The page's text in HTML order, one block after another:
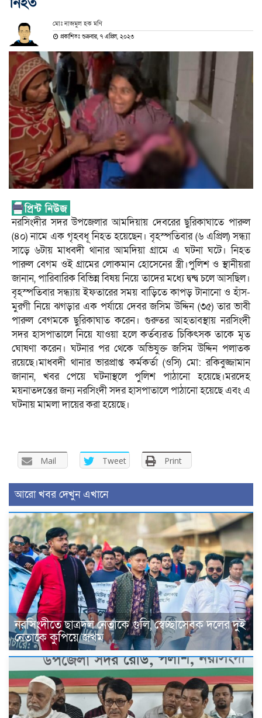
মোঃ নাজমুল হক মণি
প্রকাশিতঃ শুক্রবার, ৭ এপ্রিল, ২০২৩
নরসিংদীর সদর উপজেলার আমদিয়ায় দেবরের ছুরিকাঘাতে পারুল
(৪০) নামে এক গৃহবধূ নিহত হয়েছেন। বৃহস্পতিবার (৬ এপ্রিল) সন্ধ্যা
সাড়ে ৬টায় মাধবদী থানার আমদিয়া গ্রামে এ ঘটনা ঘটে। নিহত
পারুল বেগম ওই গ্রামের লোকমান হোসেনের স্ত্রী।পুলিশ ও স্থানীয়রা
জানান, পারিবারিক বিভিন্ন বিষয় নিয়ে তাদের মধ্যে দ্বন্দ্ব চলে আসছিল।
বৃহস্পতিবার সন্ধ্যায় ইফতারের সময় বাড়িতে কাপড় টানানো ও হাঁস-
মুরগী নিয়ে ঝগড়ার এক পর্যায়ে দেবর জসিম উদ্দিন (৩৫) তার ভাবী
পারুল বেগমকে ছুরিকাঘাত করেন। গুরুতর আহতাবস্থায় নরসিংদী
সদর হাসপাতালে নিয়ে যাওয়া হলে কর্তব্যরত চিকিৎসক তাকে মৃত
ঘোষণা করেন। ঘটনার পর থেকে অভিযুক্ত জসিম উদ্দিন পলাতক
রয়েছে।মাধবদী থানার ভারপ্রাপ্ত কর্মকর্তা (ওসি) মো: রকিবুজ্জামান
জানান, খবর পেয়ে ঘটনাস্থলে পুলিশ পাঠানো হয়েছে।মরদেহ
ময়নাতদন্তের জন্য নরসিংদী সদর হাসপাতালে পাঠানো হয়েছে এবং এ
ঘটনায় মামলা দায়ের করা হয়েছে।
Mail Tweet Print
আরো খবর দেখুন এখানে
নরসিংদীতে ছাত্রদল নেতাকে গুলি, স্বেচ্ছাসেবক দলের দুই
নেতাকে কুপিয়ে জখম